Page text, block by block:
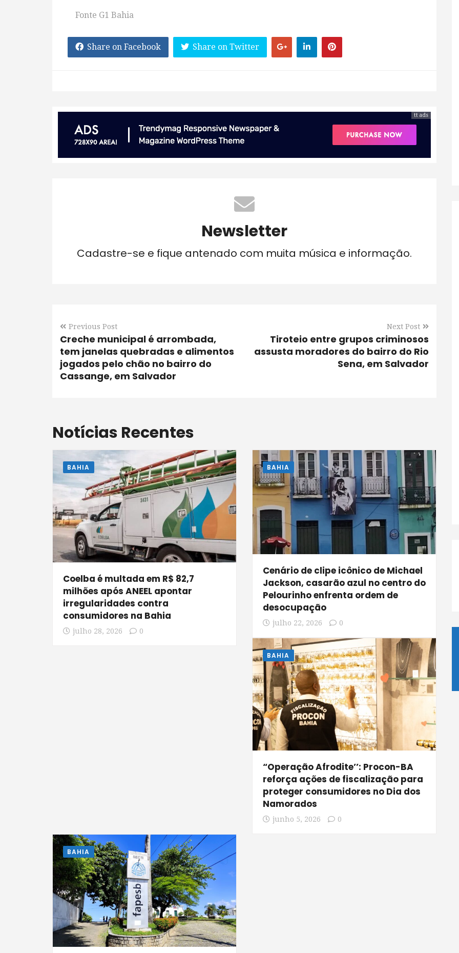
Fonte G1 Bahia
Share on Facebook Share on Twitter
tt ads
Newsletter
Cadastre-se e fique antenado com muita música e informação.
Previous Post
Creche municipal é arrombada,
tem janelas quebradas e alimentos
jogados pelo chão no bairro do
Cassange, em Salvador
Next Post
Tiroteio entre grupos criminosos
assusta moradores do bairro do Rio
Sena, em Salvador
Notícias Recentes
BAHIA
Coelba é multada em R$ 82,7
milhões após ANEEL apontar
irregularidades contra
consumidores na Bahia
julho 28, 2026 0
BAHIA
Cenário de clipe icônico de Michael
Jackson, casarão azul no centro do
Pelourinho enfrenta ordem de
desocupação
julho 22, 2026 0
BAHIA
“Operação Afrodite’’: Procon-BA
reforça ações de fiscalização para
proteger consumidores no Dia dos
Namorados
junho 5, 2026 0
BAHIA